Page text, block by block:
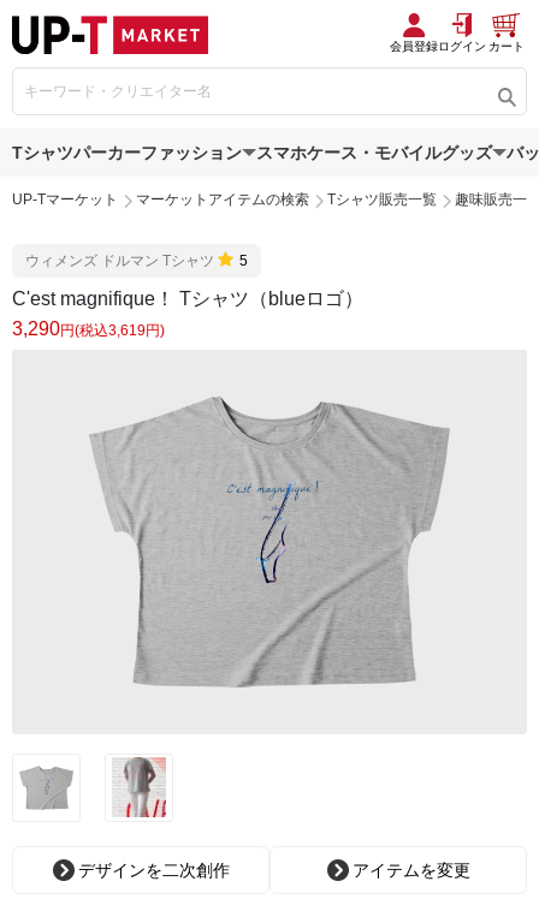
会員登録ログイン カート
Tシャツパーカーファッション スマホケース・モバイルグッズ バ
UP-Tマーケット マーケットアイテムの検索 Tシャツ販売一覧 趣味販売一
ウィメンズ ドルマン Tシャツ 5
C'est magnifique！ Tシャツ（blueロゴ）
3,290円(税込3,619円)
デザインを二次創作 アイテムを変更